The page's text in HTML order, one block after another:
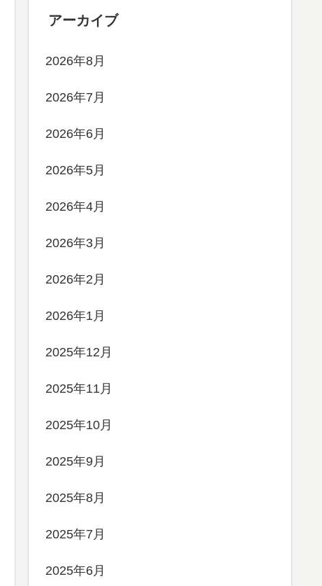
アーカイブ
2026年8月
2026年7月
2026年6月
2026年5月
2026年4月
2026年3月
2026年2月
2026年1月
2025年12月
2025年11月
2025年10月
2025年9月
2025年8月
2025年7月
2025年6月